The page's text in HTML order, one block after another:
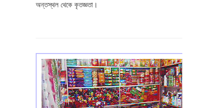
অন্তস্থল থেকে কৃতজ্ঞতা।